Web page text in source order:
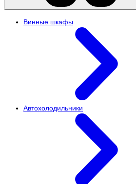
Винные шкафы
Автохолодильники